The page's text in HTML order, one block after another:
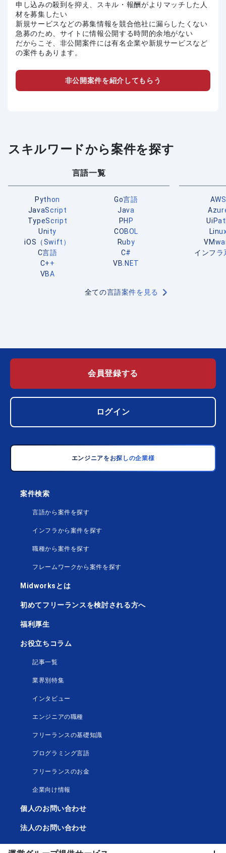
申し込みの殺到を抑え、スキル・報酬がよりマッチした人
材を募集したい
新規サービスなどの募集情報を競合他社に漏らしたくない
急募のため、サイトに情報公開する時間的余地がない
だからこそ、非公開案件には有名企業や新規サービスなど
の案件もあります。
非公開案件を紹介してもらう
スキルワードから案件を探す
言語一覧
Python
Go言語
JavaScript
Java
TypeScript
PHP
Unity
COBOL
iOS（Swift）
Ruby
C言語
C#
C++
VB.NET
VBA
全ての言語案件を見る
AWS
インフラ
会員登録する
ログイン
エンジニアをお探しの企業様
案件検索
言語から案件を探す
インフラから案件を探す
職種から案件を探す
フレームワークから案件を探す
Midworksとは
初めてフリーランスを検討される方へ
福利厚生
お役立ちコラム
記事一覧
業界別特集
インタビュー
エンジニアの職種
フリーランスの基礎知識
プログラミング言語
フリーランスのお金
企業向け情報
個人のお問い合わせ
法人のお問い合わせ